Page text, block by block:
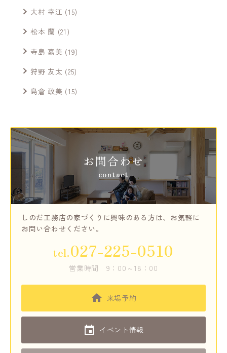
大村 幸江 (15)
松本 蘭 (21)
寺島 嘉美 (19)
狩野 友太 (25)
島倉 政美 (15)
お問合わせ
contact
しのだ工務店の家づくりに興味のある方は、 お気軽に
お問い合わせください。
tel.027-225-0510
営業時間 9：00～18：00
来場予約
イベント情報